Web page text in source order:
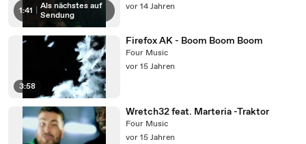
1:41
Als nächstes auf
Sendung
vor 14 Jahren
3:58
Firefox AK - Boom Boom Boom
Four Music
vor 15 Jahren
Wretch32 feat. Marteria -Traktor
Four Music
vor 15 Jahren